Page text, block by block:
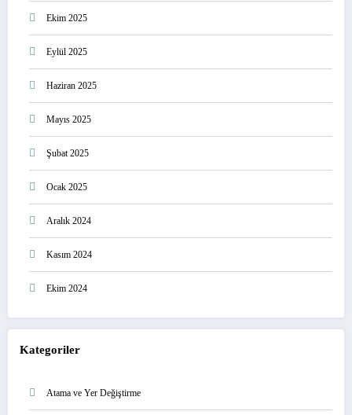
Ekim 2025
Eylül 2025
Haziran 2025
Mayıs 2025
Şubat 2025
Ocak 2025
Aralık 2024
Kasım 2024
Ekim 2024
Kategoriler
Atama ve Yer Değiştirme